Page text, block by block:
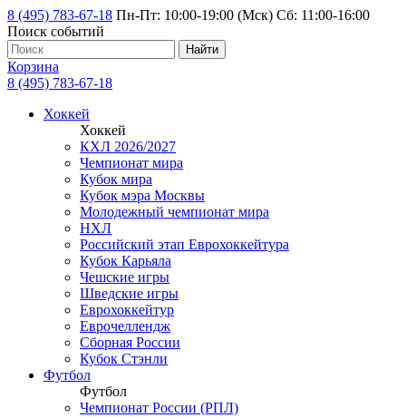
8 (495) 783-67-18 Пн-Пт: 10:00-19:00 (Мск) Сб: 11:00-16:00
Поиск событий
Найти
Корзина
8 (495) 783-67-18
Хоккей
Хоккей
КХЛ 2026/2027
Чемпионат мира
Кубок мира
Кубок мэра Москвы
Молодежный чемпионат мира
НХЛ
Российский этап Еврохоккейтура
Кубок Карьяла
Чешские игры
Шведские игры
Еврохоккейтур
Еврочеллендж
Сборная России
Кубок Стэнли
Футбол
Футбол
Чемпионат России (РПЛ)